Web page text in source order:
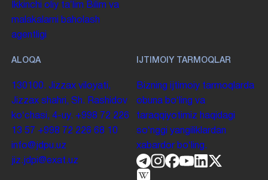
Ikkinchi oliy taʼlim Bilim va
malakalarni baholash
agentligi
ALOQA
130100. Jizzax viloyati,
Jizzax shahri, Sh. Rashidov
koʻchasi, 4-uy. +998 72 226
13 57 +998 72 226 68 10
info@jdpu.uz
jiz.jdpi@exat.uz
IJTIMOIY TARMOQLAR
Bizning ijtimoiy tarmoqlarda
obuna boʻling va
taraqqiyotimiz haqidagi
soʻnggi yangiliklardan
xabardor boʻling.